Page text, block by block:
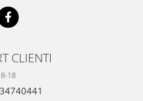
CLIENTI
8-18